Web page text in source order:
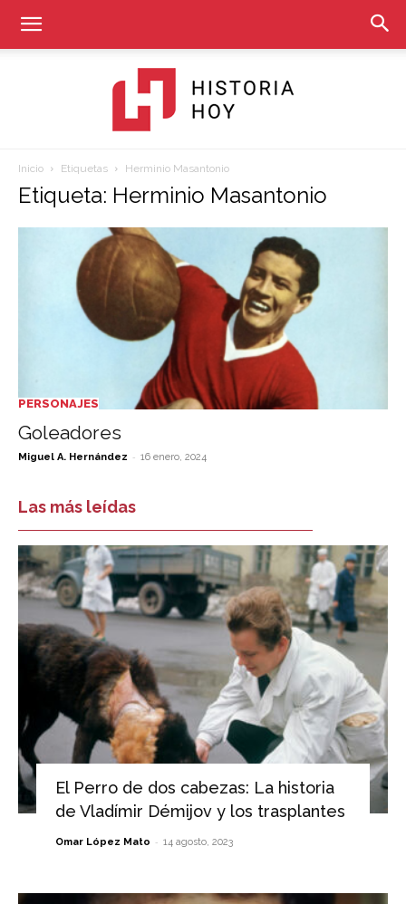
Historia
Inicio Etiquetas Herminio Masantonio
Etiqueta: Herminio Masantonio
PERSONAJES
Goleadores
Miguel A. Hernández - 16 enero, 2024
Las más leídas
El Perro de dos cabezas: La historia
de Vladímir Démijov y los trasplantes
Omar López Mato - 14 agosto, 2023